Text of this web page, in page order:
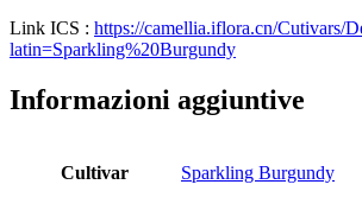
Link ICS : https://camellia.iflora.cn/Cutivars/
latin=Sparkling%20Burgundy
Informazioni aggiuntive
Cultivar Sparkling Burgundy